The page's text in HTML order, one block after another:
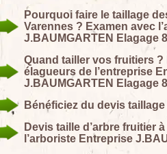
Pourquoi faire le taillage
Varennes ? Examen avec
J.BAUMGARTEN Elagage
Quand tailler vos fruitiers
élagueurs de l’entreprise
J.BAUMGARTEN Elagage
Bénéficiez du devis
Devis taille d’arbre fruitier
l’arboriste Entreprise